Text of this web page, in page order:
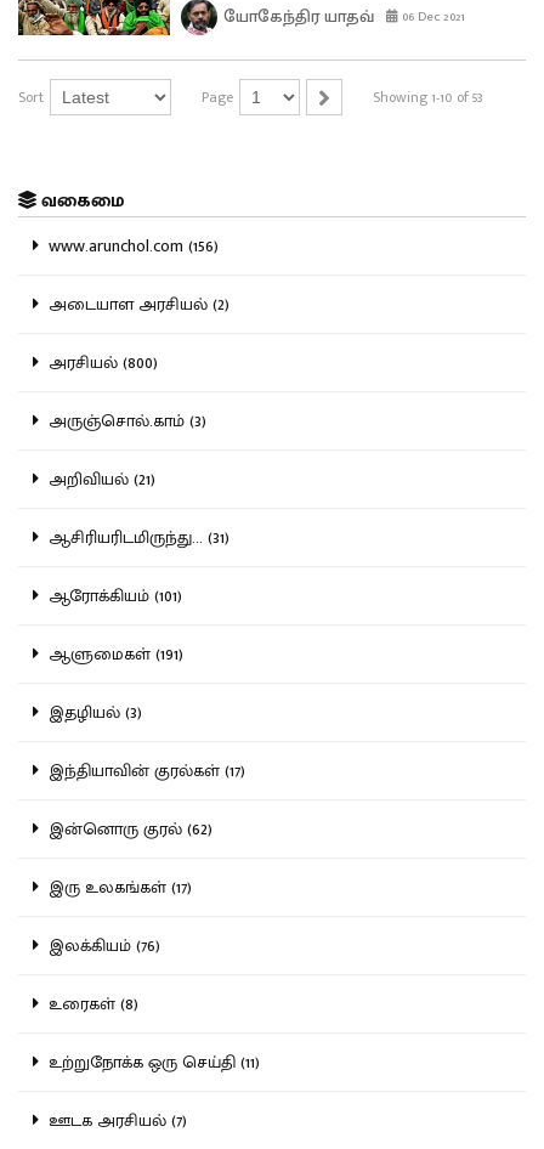
யோகேந்திர யாதவ் 06 Dec 2021
Sort Page Showing 1-10 of 53
வகைமை
www.arunchol.com (156)
அடையாள அரசியல் (2)
அரசியல் (800)
அருஞ்சொல்.காம் (3)
அறிவியல் (21)
ஆசிரியரிடமிருந்து... (31)
ஆரோக்கியம் (101)
ஆளுமைகள் (191)
இதழியல் (3)
இந்தியாவின் குரல்கள் (17)
இன்னொரு குரல் (62)
இரு உலகங்கள் (17)
இலக்கியம் (76)
உரைகள் (8)
உற்றுநோக்க ஒரு செய்தி (11)
ஊடக அரசியல் (7)